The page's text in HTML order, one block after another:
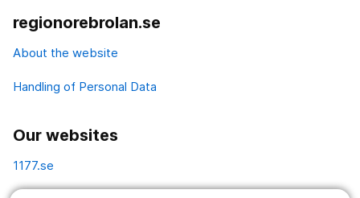
regionorebrolan.se
About the website
Handling of Personal Data
Our websites
1177.se